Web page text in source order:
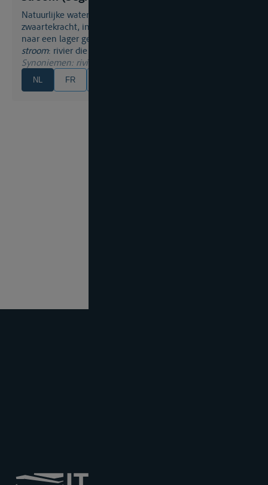
Natuurlijke waterloop welke, afhankelijk van de
zwaartekracht, in zijn bed van een hoger gelegen bron
naar een lager gelegen waterloop of meer stroomt;
stroom: rivier die in zee afwatert.
Synoniemen: rivier
NL FR